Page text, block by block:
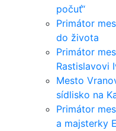
počuť“
Primátor
do života
Primátor
Rastislavovi
Mesto
sídlisko na
Primátor
a majsterky